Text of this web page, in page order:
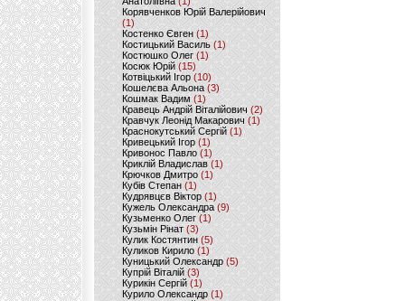
Корявченков Юрій Валерійович
(1)
Костенко Євген (1)
Костицький Василь (1)
Костюшко Олег (1)
Косюк Юрій (15)
Котвіцький Ігор (10)
Кошелєва Альона(3)
Кошмак Вадим (1)
Кравець Андрій Віталійович (2)
Кравчук Леонід Макарович (1)
Краснокутський Сергій (1)
Кривецький Ігор (1)
Кривонос Павло (1)
Криклій Владислав (1)
Крючков Дмитро(1)
Кубів Степан(1)
Кудрявцєв Віктор (1)
Кужель Олександра (9)
Кузьменко Олег (1)
Кузьмін Рінат(3)
Кулик Костянтин(5)
Куликов Кирило (1)
Куницький Олександр (5)
Купрій Віталій (3)
Курикін Сергій(1)
Курило Олександр (1)